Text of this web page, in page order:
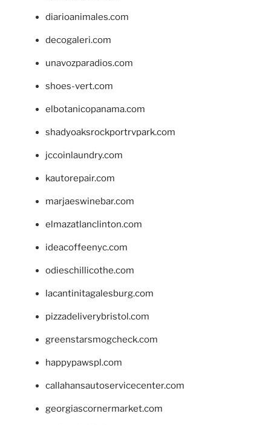
diarioanimales.com
decogaleri.com
unavozparadios.com
shoes-vert.com
elbotanicopanama.com
shadyoaksrockportrvpark.com
jccoinlaundry.com
kautorepair.com
marjaeswinebar.com
elmazatlanclinton.com
ideacoffeenyc.com
odieschillicothe.com
lacantinitagalesburg.com
pizzadeliverybristol.com
greenstarsmogcheck.com
happypawspl.com
callahansautoservicecenter.com
georgiascornermarket.com